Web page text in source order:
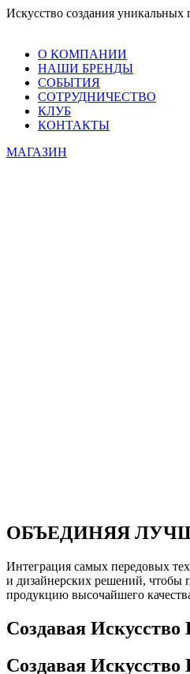
Искусство создания уникальных
О КОМПАНИИ
НАШИ БРЕНДЫ
СОБЫТИЯ
СОТРУДНИЧЕСТВО
КЛУБ
КОНТАКТЫ
МАГАЗИН
ОБЪЕДИНЯЯ
Интеграция самых передовых
и дизайнерских решений, чтобы
продукцию высочайшего
Создавая Искусство
Создавая Искусство